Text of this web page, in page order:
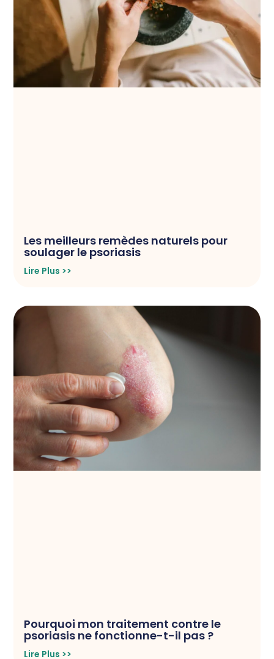
Les meilleurs remèdes naturels pour
soulager le psoriasis
Lire Plus >>
Pourquoi mon traitement contre le
psoriasis ne fonctionne-t-il pas ?
Lire Plus >>